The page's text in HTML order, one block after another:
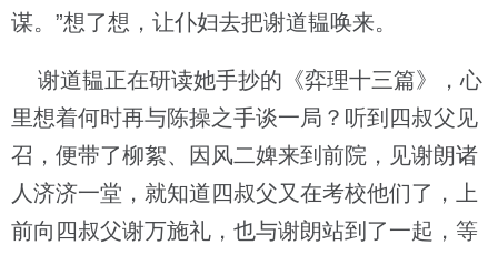
谋。”想了想，让仆妇去把谢道韫唤来。
谢道韫正在研读她手抄的《弈理十三篇》，心
里想着何时再与陈操之手谈一局？听到四叔父见
召，便带了柳絮、因风二婢来到前院，见谢朗诸
人济济一堂，就知道四叔父又在考校他们了，上
前向四叔父谢万施礼，也与谢朗站到了一起，等